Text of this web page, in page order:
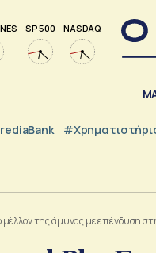
SP 500 NASDAQ
μέλλον της άμυνας με επένδυση